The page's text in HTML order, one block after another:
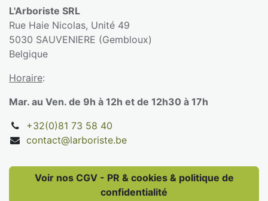
L'Arboriste SRL
Rue Haie Nicolas, Unité 49
5030 SAUVENIERE (Gembloux)
Belgique
Horaire:
Mar. au Ven. de 9h à 12h et de 12h30 à 17h
+32(0)81 73 58 40
contact@larboriste.be
Voir nos CGV - PR & cookies & politique de
confidentialité